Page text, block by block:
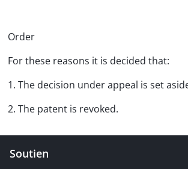
Order
For these reasons it is decided that:
1. The decision under appeal is set
2. The patent is revoked.
Soutien